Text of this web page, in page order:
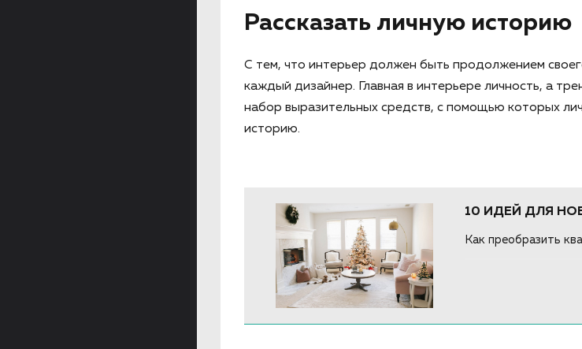
Рассказать личную историю
С тем, что интерьер должен быть продолжением
каждый дизайнер. Главная в интерьере личность, а
набор выразительных средств, с помощью которых
историю.
10 ИДЕЙ ДЛЯ
Как преобразить